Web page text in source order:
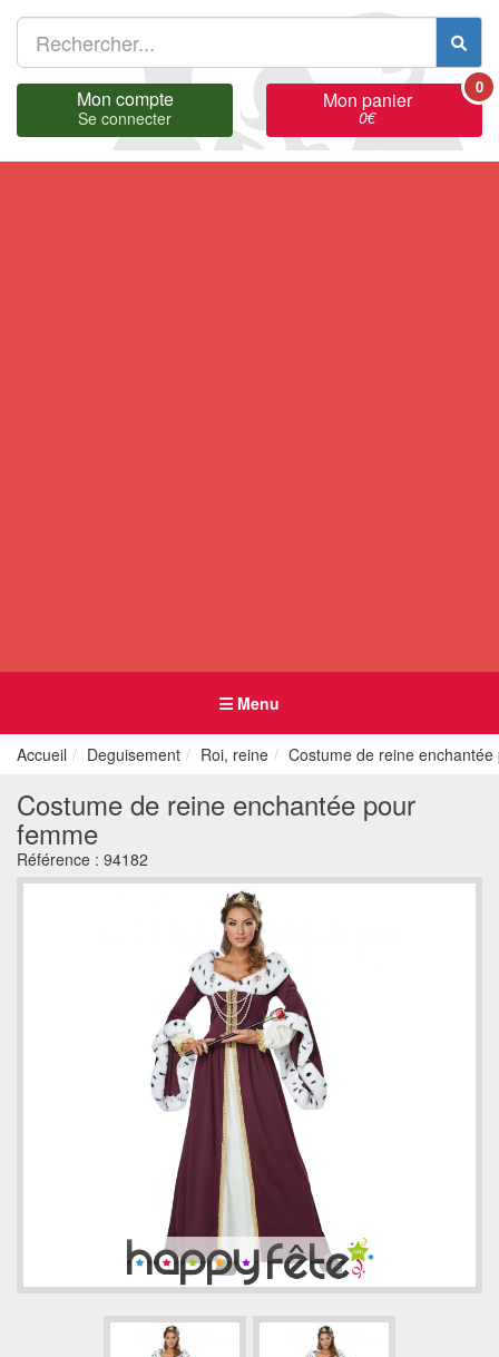
Mon compte
Se connecter
Mon panier
0€
0
Menu
Accueil Deguisement Roi, reine Costume de reine
Costume de reine enchantée pour
femme
Référence : 94182